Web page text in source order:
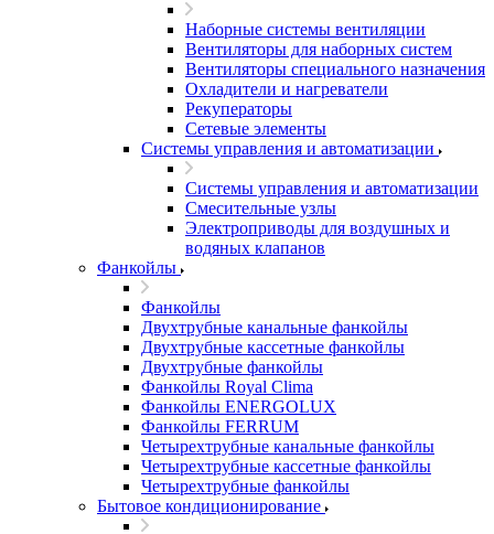
Наборные системы вентиляции
Вентиляторы для наборных систем
Вентиляторы специального назначения
Охладители и нагреватели
Рекуператоры
Сетевые элементы
Системы управления и автоматизации
Системы управления и автоматизации
Смесительные узлы
Электроприводы для воздушных и
водяных клапанов
Фанкойлы
Фанкойлы
Двухтрубные канальные фанкойлы
Двухтрубные кассетные фанкойлы
Двухтрубные фанкойлы
Фанкойлы Royal Clima
Фанкойлы ENERGOLUX
Фанкойлы FERRUM
Четырехтрубные канальные фанкойлы
Четырехтрубные кассетные фанкойлы
Четырехтрубные фанкойлы
Бытовое кондиционирование